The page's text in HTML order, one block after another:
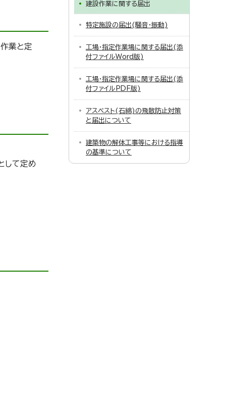
業と定
して定め
建設作業に関する届出
特定施設の届出(騒音・振動)
工場・指定作業場に関する届出(添
付ファイルWord版)
工場・指定作業場に関する届出(添
付ファイルPDF版)
アスベスト(石綿)の飛散防止対策
と届出について
建築物の解体工事等における指導
の基準について